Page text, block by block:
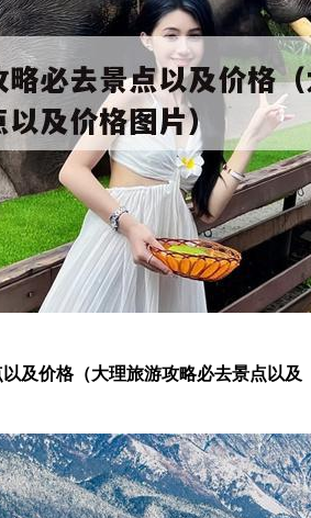
及价格（大理旅游攻略必去景点以及